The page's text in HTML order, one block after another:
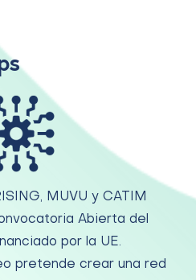
MUVU y CATIM
Abierta del
por la UE.
pretende crear una red